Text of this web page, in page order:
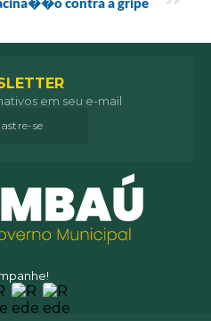
em seu e-mail
se